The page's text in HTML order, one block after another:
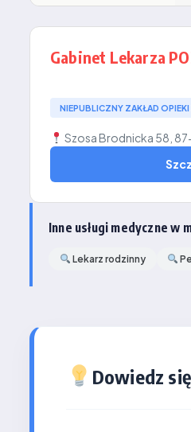
Gabinet Lekarza
NIEPUBLICZNY ZAKŁAD
Szosa Brodnicka 58,
Inne usługi medyczne w
Lekarz rodzinny
Dowiedz